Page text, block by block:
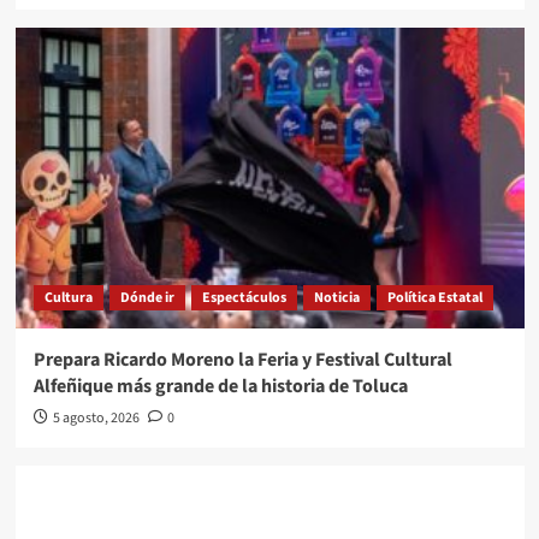
Cultura Dónde ir Espectáculos Noticia Política Estatal
Prepara Ricardo Moreno la Feria y Festival Cultural
Alfeñique más grande de la historia de Toluca
5 agosto, 2026 0